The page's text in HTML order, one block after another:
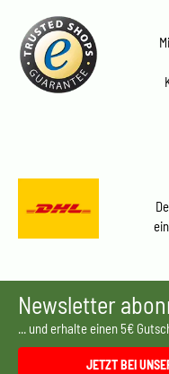
Newsletter
... und erhalte einen 5€
JETZT BEI